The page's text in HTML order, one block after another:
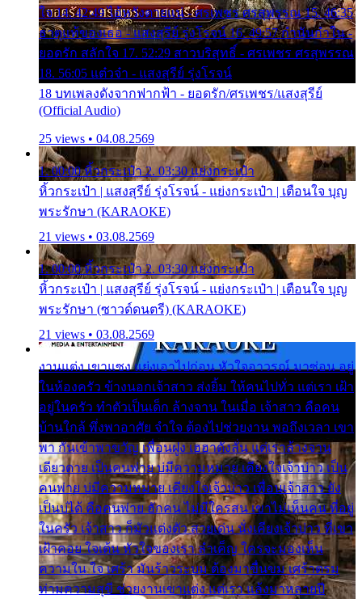
ใจ 14. 42:49 ไอ้หวังตายแน่ - ศรเพชร ศรสุพรรณ 15. 46:35
ธาตุแท้ของเธอ - แสงสุรีย์ รุ่งโรจน์ 16. 49:57 กำนันกำใน -
ยอดรัก สลักใจ 17. 52:29 สาวบริสุทธิ์ - ศรเพชร ศรสุพรรณ
18. 56:05 แต๋วจ๋า - แสงสุรีย์ รุ่งโรจน์
18 บทเพลงดังจากฟากฟ้า - ยอดรัก/ศรเพชร/แสงสุรีย์
(Official Audio)
25 views • 04.08.2569
1. 00:00 หิ้วกระเป๋า 2. 03:30 แย่งกระเป๋า
หิ้วกระเป๋า | แสงสุรีย์ รุ่งโรจน์ - แย่งกระเป๋า | เตือนใจ บุญ
พระรักษา (KARAOKE)
21 views • 03.08.2569
1. 00:00 หิ้วกระเป๋า 2. 03:30 แย่งกระเป๋า
หิ้วกระเป๋า | แสงสุรีย์ รุ่งโรจน์ - แย่งกระเป๋า | เตือนใจ บุญ
พระรักษา (ซาวด์ดนตรี) (KARAOKE)
21 views • 03.08.2569
งานแต่ง เขาแซง แย่งเอาไปก่อน หัวใจอาวรณ์ มาซ่อน อยู่
ในห้องครัว ข้างนอกเจ้าสาว ส่งยิ้ม ให้คนไปทั่ว แต่เรา เฝ้า
อยู่ในครัว ทำตัวเป็นเด็ก ล้างจาน ในเมื่อ เจ้าสาว คือคน
บ้านใกล้ พึ่งพาอาศัย จำใจ ต้องไปช่วยงาน พอถึงเวลา เขา
พา กันเข้าพาขวัญ เพื่อนฝูง เฮฮาดังลั่น แต่เราล้างจาน
เดียวดาย เป็นคนพ่าย บ่มีความหมาย เคียงใจเจ้าบ่าว เป็น
คนพ่าย บ่มีความหมาย เคียงใจเจ้าบ่าว เพื่อนเจ้าสาว ยัง
เป็นบ่ได้ คือคนพ่าย ฮักคน ไม่มีใครสน เขาไม่เห็นคน ที่อยู่
ในครัว เจ้าสาว ก็มัวแต่งตัว สวยเด่น นั่งเคียงเจ้าบ่าว ที่เขา
เฝ้าคอย ใจเต้น หัวใจของเรา ลำเค็ญ ใครจะมองเห็น
ความใน ใจ เศร้า มันร้าวระบม ต้องมาขื่นขม เศร้าตรม
ท่ามความสุขี ช่วยงานเขาแต่ง แต่เรา แล้งมาหลายปี